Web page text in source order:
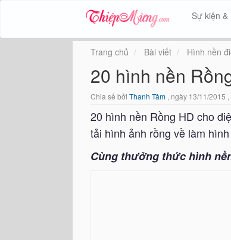
Sự kiện &
Trang chủ Bài viết Hình nền
20 hình nền
Chia sẻ bởi Thanh Tâm , ngày 13/11/2015
20 hình nền Rồng HD cho
tải hình ảnh rồng về làm
Cùng thưởng thức hình